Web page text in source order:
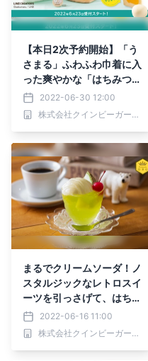
【本日2次予約開始】「う
さまる」ふわふわ巾着に入
った爽やかな「はちみつレ
モンマシュマロ」が限定販
売！うさまるのほっぺのよ
うなもっちり感♪
2022-06-30 12:00
株式会社クインビーガーデン
まるでクリームソーダ！ノ
スタルジックなレトロスイ
ーツを引っさげて、はちみ
つメーカー直営「パティス
リーQBG」がJR高円寺駅
に初登場【6 / 16(木)〜30
2022-06-16 11:00
株式会社クインビーガーデン